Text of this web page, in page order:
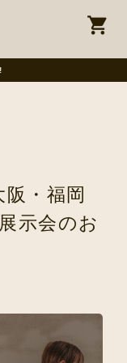
阪・福岡
示会のお